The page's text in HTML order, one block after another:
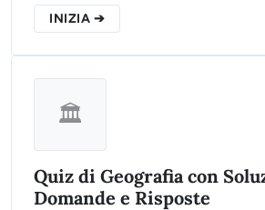
nostro test interattivo e scopri se sei
Terrasanta!
INIZIA ➔
🏛️
Quiz di Geografia con
Domande e Risposte